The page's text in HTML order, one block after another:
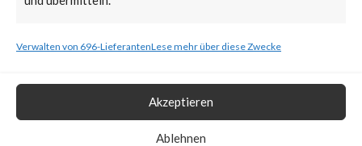
Verwalten von 696-LieferantenLese mehr über diese Zwecke
Akzeptieren
Ablehnen
download and update to the
latest firmware for this product
model as soon as possible.